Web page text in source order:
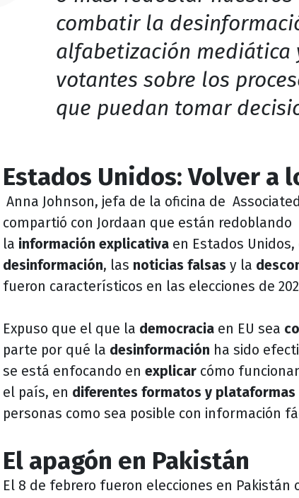
combatir la
alfabetización mediática
votantes sobre los
que puedan tomar
Estados Unidos: Volver a
Anna Johnson, jefa de la oficina de
compartió con Jordaan que están redoblando
la información explicativa en Estados
desinformación, las noticias falsas y la
fueron característicos en las elecciones de
Expuso que el que la democraciaen EU sea
parte por qué la desinformación ha sido
se está enfocando en explicarcómo
el país, en diferentes formatos y plataformas
personas como sea posible con información
El apagón en Pakistán
El 8 de febrero fueron elecciones en Pakistán